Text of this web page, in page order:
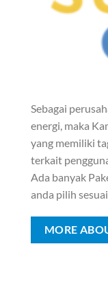
Sebagai
energi, maka
yang memiliki
terkait
Ada banyak
anda pilih
MORE